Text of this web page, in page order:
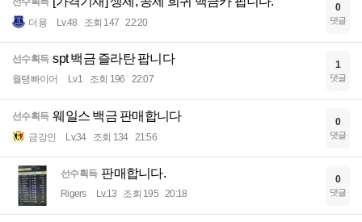
더용 Lv.48 조회 147 22:20
0
댓글
선수획득 spt 백금 즐라탄 팝니다
월탱빠이어 Lv.1 조회 196 22:07
1
댓글
선수획득 웨일스 백금 판매합니다
금강인 Lv.34 조회 134 21:56
0
댓글
선수획득 판매합니다.
Rigers Lv.13 조회 195 20:18
0
댓글